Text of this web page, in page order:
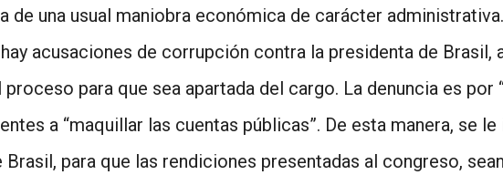
de una usual maniobra económica de carácter administrativa.
acusaciones de corrupción contra la presidenta de Brasil,
para que sea apartada del cargo. La denuncia es por
a “maquillar las cuentas públicas”. De esta manera, se le
para que las rendiciones presentadas al congreso,